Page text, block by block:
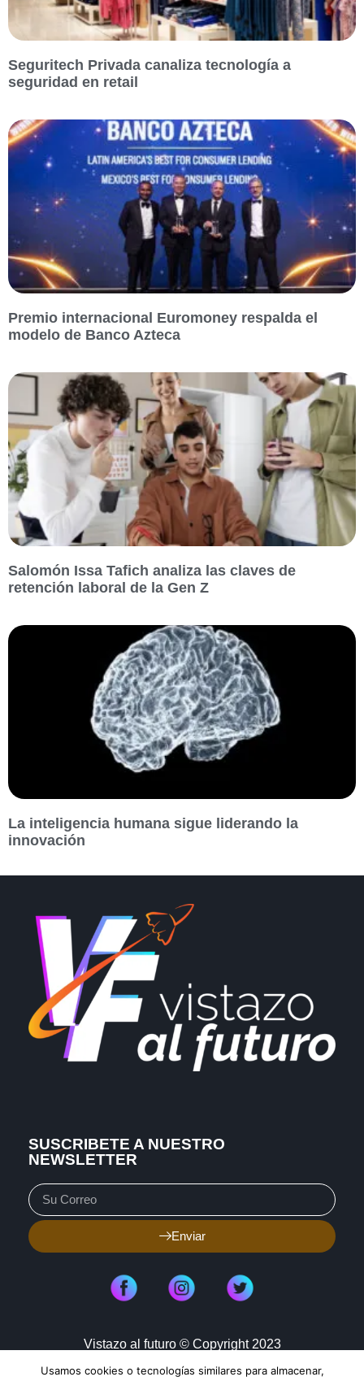
Seguritech Privada canaliza tecnología a
seguridad en retail
Premio internacional Euromoney respalda el
modelo de Banco Azteca
Salomón Issa Tafich analiza las claves de
retención laboral de la Gen Z
La inteligencia humana sigue liderando la
innovación
SUSCRIBETE A NUESTRO
NEWSLETTER
Enviar
Vistazo al futuro © Copyright 2023
Usamos cookies o tecnologías similares para almacenar,